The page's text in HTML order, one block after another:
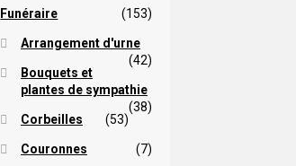
Funéraire (153)
Arrangement d'urne
(42)
Bouquets et
plantes de sympathie
(38)
Corbeilles
(53)
Couronnes (7)